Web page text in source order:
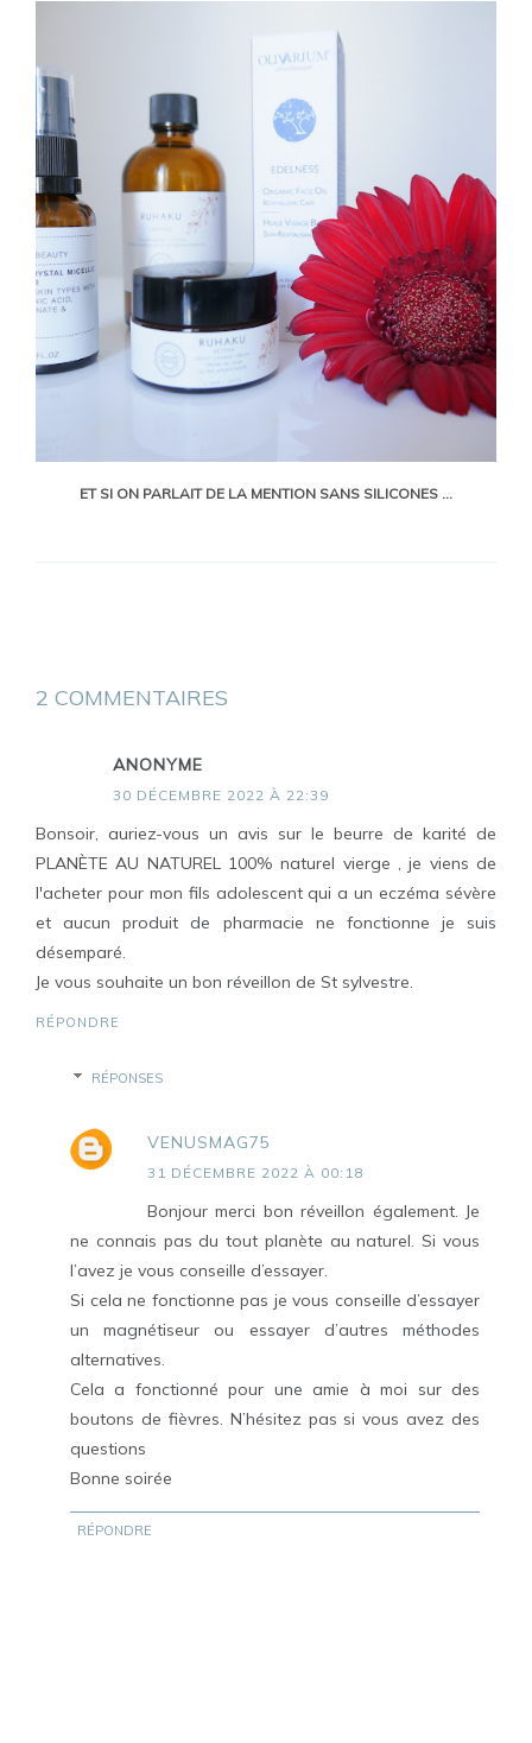
ET SI ON PARLAIT DE LA MENTION SANS SILICONES ...
2 COMMENTAIRES
ANONYME
30 DÉCEMBRE 2022 À 22:39
Bonsoir, auriez-vous un avis sur le beurre de karité de
PLANÈTE AU NATUREL 100% naturel vierge , je viens de
l'acheter pour mon fils adolescent qui a un eczéma sévère
et aucun produit de pharmacie ne fonctionne je suis
désemparé.
Je vous souhaite un bon réveillon de St sylvestre.
RÉPONDRE
RÉPONSES
VENUSMAG75
31 DÉCEMBRE 2022 À 00:18
Bonjour merci bon réveillon également. Je
ne connais pas du tout planète au naturel. Si vous
l’avez je vous conseille d’essayer.
Si cela ne fonctionne pas je vous conseille d’essayer
un magnétiseur ou essayer d’autres méthodes
alternatives.
Cela a fonctionné pour une amie à moi sur des
boutons de fièvres. N’hésitez pas si vous avez des
questions
Bonne soirée
RÉPONDRE